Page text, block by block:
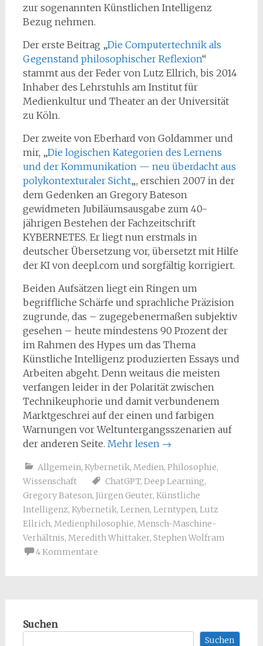
zur sogenannten Künstlichen Intelligenz
Bezug nehmen.
Der erste Beitrag „Die Computertechnik als
Gegenstand philosophischer Reflexion“
stammt aus der Feder von Lutz Ellrich, bis 2014
Inhaber des Lehrstuhls am Institut für
Medienkultur und Theater an der Universität
zu Köln.
Der zweite von Eberhard von Goldammer und
mir, „Die logischen Kategorien des Lernens
und der Kommunikation — neu überdacht aus
polykontexturaler Sicht„, erschien 2007 in der
dem Gedenken an Gregory Bateson
gewidmeten Jubiläumsausgabe zum 40-
jährigen Bestehen der Fachzeitschrift
KYBERNETES. Er liegt nun erstmals in
deutscher Übersetzung vor, übersetzt mit Hilfe
der KI von deepl.com und sorgfältig korrigiert.
Beiden Aufsätzen liegt ein Ringen um
begriffliche Schärfe und sprachliche Präzision
zugrunde, das – zugegebenermaßen subjektiv
gesehen – heute mindestens 90 Prozent der
im Rahmen des Hypes um das Thema
Künstliche Intelligenz produzierten Essays und
Arbeiten abgeht. Denn weitaus die meisten
verfangen leider in der Polarität zwischen
Technikeuphorie und damit verbundenem
Marktgeschrei auf der einen und farbigen
Warnungen vor Weltuntergangsszenarien auf
der anderen Seite. Mehr lesen →
Allgemein, Kybernetik, Medien, Philosophie,
Wissenschaft
ChatGPT, Deep Learning,
Gregory Bateson, Jürgen Geuter, Künstliche
Intelligenz, Kybernetik, Lernen, Lerntypen, Lutz
Ellrich, Medienphilosophie, Mensch-Maschine-
Verhältnis, Meredith Whittaker, Stephen Wolfram
4 Kommentare
Suchen
Suchen